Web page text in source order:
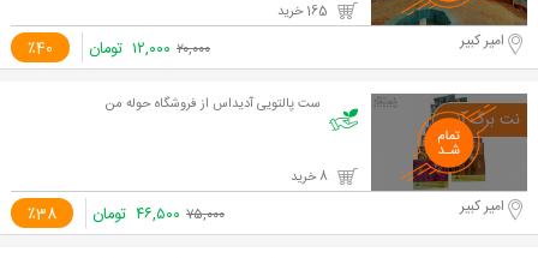
٪40 امیر کبیر ۲۰,۰۰۰ ۱۲,۰۰۰ تومان
ست پالتویی آدیداس از فروشگاه حوله من
٪38 امیر کبیر ۷۵,۰۰۰ ۴۶,۵۰۰ تومان